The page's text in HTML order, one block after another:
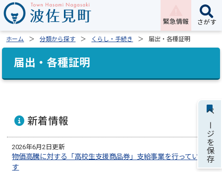
緊急情報 さがす
ホーム 分類から探す くらし・手続き 届出・各種証明
届出・各種証明
新着情報
2026年6月2日更新
物価高騰に対する「高校生支援商品券」支給事業を行っていま
す
ページを保存